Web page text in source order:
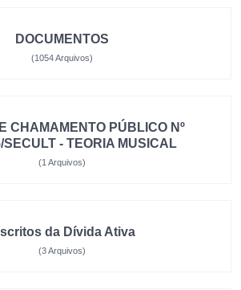
DOCUMENTOS
(1054 Arquivos)
CHAMAMENTO PÚBLICO Nº
SECULT - TEORIA MUSICAL
(1 Arquivos)
da Dívida Ativa
(3 Arquivos)